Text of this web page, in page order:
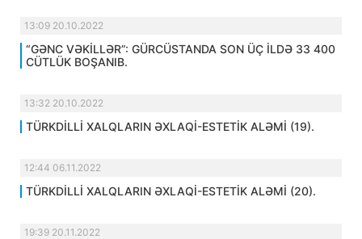
13:09 20.10.2022
“GƏNC VƏKİLLƏR”: GÜRCÜSTANDA SON ÜÇ İLDƏ 33 400
CÜTLÜK BOŞANIB.
13:32 20.10.2022
TÜRKDİLLİ XALQLARIN ƏXLAQİ-ESTETİK ALƏMİ (19).
12:44 06.11.2022
TÜRKDİLLİ XALQLARIN ƏXLAQİ-ESTETİK ALƏMİ (20).
19:39 20.11.2022